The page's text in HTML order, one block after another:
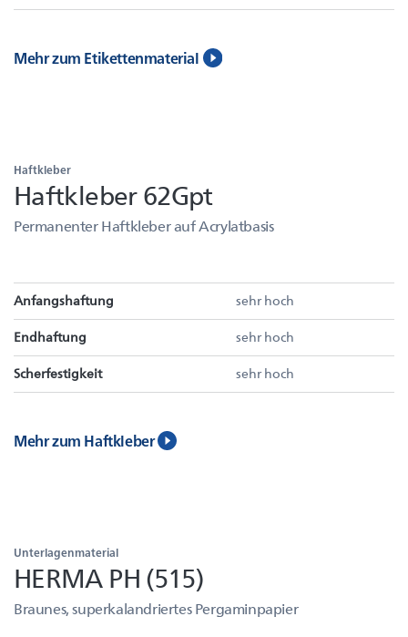
Mehr zum Etikettenmaterial
Haftkleber
Haftkleber 62Gpt
Permanenter Haftkleber auf Acrylatbasis
Anfangshaftung sehr hoch
Endhaftung sehr hoch
Scherfestigkeit sehr hoch
Mehr zum Haftkleber
Unterlagenmaterial
HERMA PH (515)
Braunes, superkalandriertes Pergaminpapier